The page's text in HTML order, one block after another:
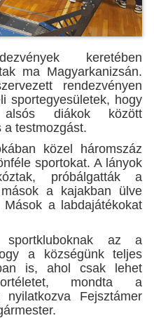
keretében
ma Magyarkanizsán.
rendezvényen
sportegyesületek, hogy
diákok között
a testmozgást.
közel háromszáz
sportokat. A lányok
próbálgatták a
a kajakban ülve
a labdajátékokat
az a
a községünk teljes
is, ahol csak lehet
mondta a
Fejsztámer